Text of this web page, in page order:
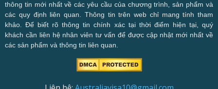
thông tin mới nhất về các yêu cầu của chương trình, sản phẩm và
các quy định liên quan. Thông tin trên web chỉ mang tính tham
khảo. Để biết rõ thông tin chính xác tại thời điểm hiện tại, quý
khách cần liên hệ nhân viên tư vấn để được cập nhật mới nhất về
các sản phẩm và thông tin liên quan.